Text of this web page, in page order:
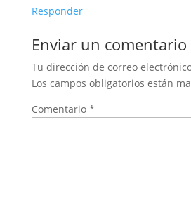
Responder
Enviar un comentario
Tu dirección de correo
Los campos obligatorios están
Comentario *